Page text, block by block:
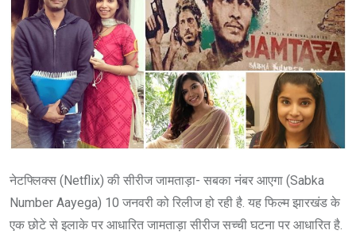
नेटफ्लिक्स (Netflix) की सीरीज जामताड़ा- सबका नंबर आएगा (Sabka
Number Aayega) 10 जनवरी को रिलीज हो रही है. यह फिल्म झारखंड के
एक छोटे से इलाके पर आधारित जामताड़ा सीरीज सच्ची घटना पर आधारित है.